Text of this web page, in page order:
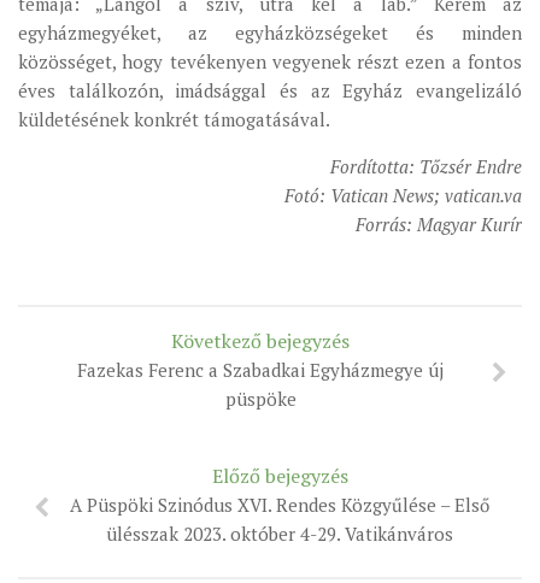
egyházmegyéket, az egyházközségeket és minden
közösséget, hogy tevékenyen vegyenek részt ezen a fontos
éves találkozón, imádsággal és az Egyház evangelizáló
küldetésének konkrét támogatásával.
Fordította: Tőzsér Endre
Fotó: Vatican News; vatican.va
Forrás: Magyar Kurír
Következő bejegyzés
Fazekas Ferenc a Szabadkai Egyházmegye új
püspöke
Előző bejegyzés
A Püspöki Szinódus XVI. Rendes Közgyűlése – Első
ülésszak 2023. október 4-29. Vatikánváros